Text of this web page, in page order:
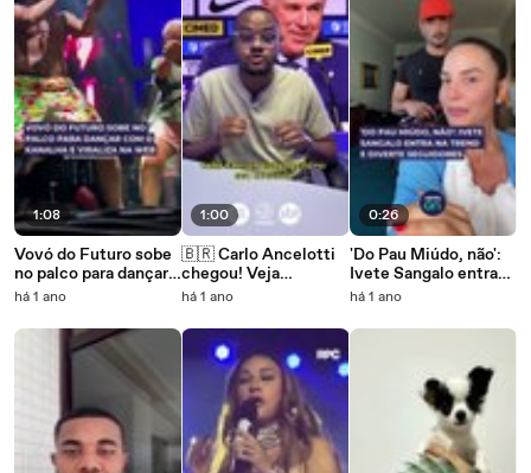
1:08
Vovó do Futuro sobe
no palco para dançar
com O Kanalha e
há 1 ano
1:00
🇧🇷 Carlo Ancelotti
chegou! Veja
detalhes da primeira
técnico italiano
há 1 ano
0:26
'Do Pau Miúdo, não':
Ivete Sangalo entra
na trend e diverte
há 1 ano